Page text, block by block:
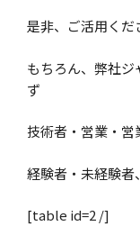
是非、ご活用くだ
もちろん、弊社
ず
技術者・営業・営
経験者・未経験者
[table id=2 /]